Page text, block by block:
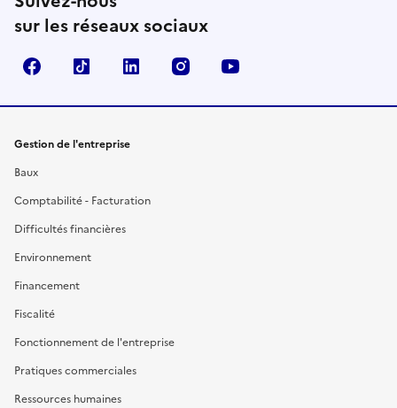
sur les réseaux sociaux
FacebookTikTok Linkedin Instagram
Gestion de l'entreprise
Baux
Comptabilité - Facturation
Difficultés financières
Environnement
Financement
Fiscalité
Fonctionnement de l'entreprise
Pratiques commerciales
Ressources humaines